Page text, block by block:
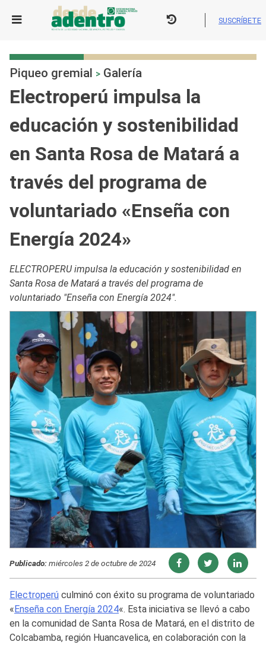
SUSCRÍBETE
Piqueo gremial > Galería
Electroperú impulsa la
educación y sostenibilidad
en Santa Rosa de Matará a
través del programa de
voluntariado «Enseña con
Energía 2024»
ELECTROPERU impulsa la educación y sostenibilidad en
Santa Rosa de Matará a través del programa de
voluntariado "Enseña con Energía 2024".
Publicado:miércoles 2 de octubre de 2024
Electroperú culminó con éxito su programa de voluntariado
«Enseña con Energía 2024«. Esta iniciativa se llevó a cabo
en la comunidad de Santa Rosa de Matará, en el distrito de
Colcabamba, región Huancavelica, en colaboración con la